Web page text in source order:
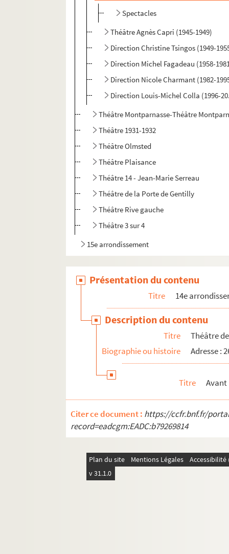
Spectacles
Théâtre Agnès Capri (1945-1949)
Direction Christine Tsingos (1949-
Direction Michel Fagadeau (1958-
Direction Nicole Charmant (1982-
Direction Louis-Michel Colla (1996-
Théâtre Montparnasse-Théâtre
Théâtre 1931-1932
Théâtre Olmsted
Théâtre Plaisance
Théâtre 14 - Jean-Marie Serreau
Théâtre de la Porte de Gentilly
Théâtre Rive gauche
Théâtre 3 sur 4
15e arrondissement
Présentation du contenu
Titre 14e
Description du contenu
Titre
Théâtre
Biographie ou histoire
Adresse :
Titre Avant
Citer ce document : https://ccfr.bnf.fr/
record=eadcgm:EADC:b79269814
Plan du site Mentions Légales
v 31.1.0